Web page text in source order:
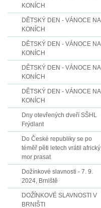
KONÍCH
DĚTSKÝ DEN - VÁNOCE NA
KONÍCH
DĚTSKÝ DEN - VÁNOCE NA
KONÍCH
DĚTSKÝ DEN - VÁNOCE NA
KONÍCH
DĚTSKÝ DEN - VÁNOCE NA
KONÍCH
Dny otevřených dveří SŠHL
Frýdlant
Do České republiky se po
téměř pěti letech vrátil africký
mor prasat
Dožínkové slavnosti - 7. 9.
2024, Brniště
DOŽÍNKOVÉ SLAVNOSTI V
BRNIŠTI